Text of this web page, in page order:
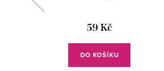
59 Kč
DO KOŠÍKU